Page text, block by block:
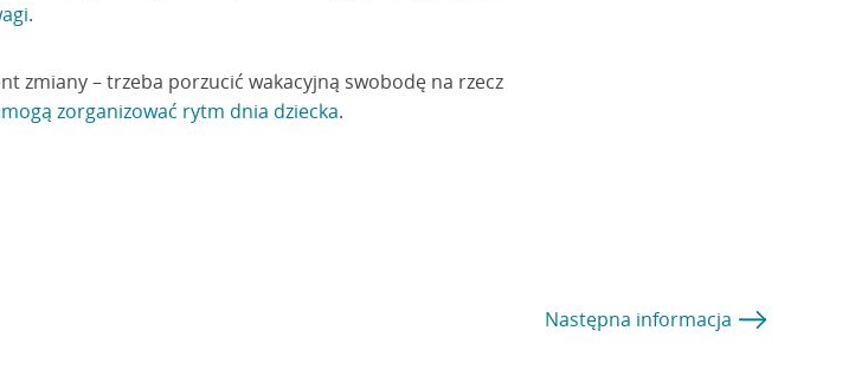
.
zmiany – trzeba porzucić wakacyjną swobodę na rzecz
zorganizować rytm dnia dziecka.
Następna informacja